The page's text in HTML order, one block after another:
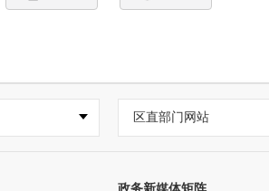
区直部门网站